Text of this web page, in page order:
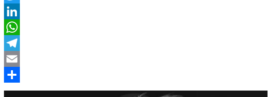
Twitter
LinkedIn
WhatsApp
Telegram
Email
Compartir